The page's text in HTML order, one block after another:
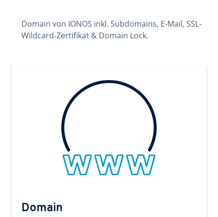
Domain von IONOS inkl. Subdomains, E-Mail, SSL-
Wildcard-Zertifikat & Domain Lock.
Domain